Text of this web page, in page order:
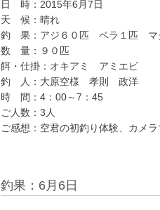
日 時：2015年6月7日
天 候：晴れ
釣 果：アジ６０匹 ベラ１匹
数 量：９０匹
餌・仕掛：オキアミ アミエビ
釣 人：大原空様 孝則 政洋
時 間：4：00～7：45
ご人数：3人
ご感想：空君の初釣り体験、カメ
釣果：6月6日